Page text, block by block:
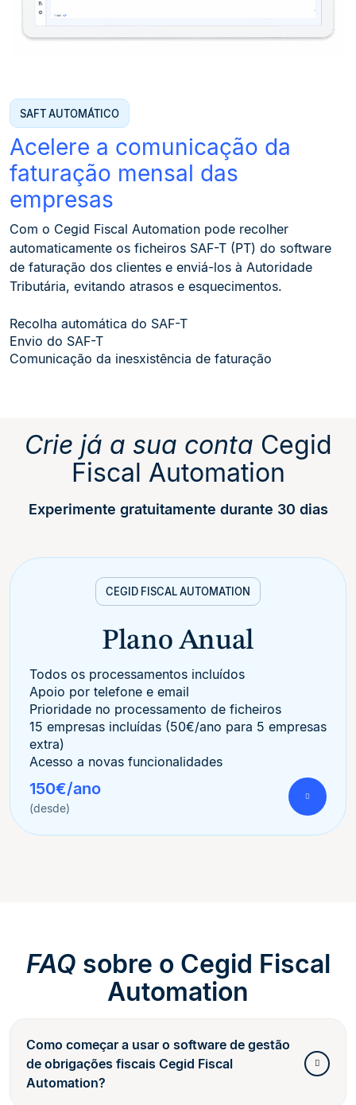
SAFT AUTOMÁTICO
Acelere a comunicação da
faturação mensal das
empresas
Com o Cegid Fiscal Automation pode recolher
automaticamente os ficheiros SAF-T (PT) do software
de faturação dos clientes e enviá-los à Autoridade
Tributária, evitando atrasos e esquecimentos.
Recolha automática do SAF-T
Envio do SAF-T
Comunicação da inesxistência de faturação
Crie já a sua conta Cegid
Fiscal Automation
Experimente gratuitamente durante 30 dias
CEGID FISCAL AUTOMATION
Plano Anual
Todos os processamentos incluídos
Apoio por telefone e email
Prioridade no processamento de ficheiros
15 empresas incluídas (50€/ano para 5 empresas
extra)
Acesso a novas funcionalidades
150€/ano
(desde)
FAQ sobre o Cegid Fiscal
Automation
Como começar a usar o software de gestão
de obrigações fiscais Cegid Fiscal
Automation?